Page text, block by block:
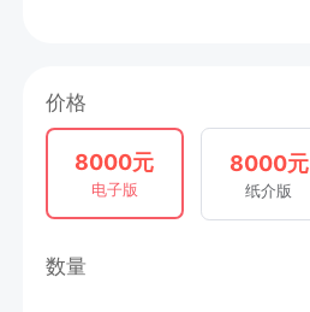
价格
8000元
电子版
8000元
纸介版
数量